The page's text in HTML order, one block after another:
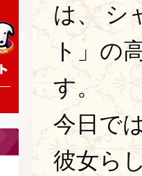
は、 シ
ト」の
す。
今日で
彼女ら